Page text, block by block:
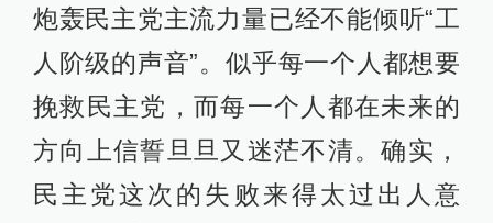
炮轰民主党主流力量已经不能倾听“工
人阶级的声音”。似乎每一个人都想要
挽救民主党，而每一个人都在未来的
方向上信誓旦旦又迷茫不清。确实，
民主党这次的失败来得太过出人意